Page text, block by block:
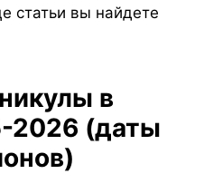
статьи вы найдете
2026 (даты